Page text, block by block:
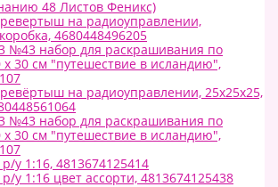
48 Листов Феникс)
на радиоуправлении,
4680448496205
№43 набор для раскрашивания по
30 см "путешествие в исландию",
на радиоуправлении, 25х25х25,
№43 набор для раскрашивания по
30 см "путешествие в исландию",
у 1:16, 4813674125414
у 1:16 цвет ассорти, 4813674125438